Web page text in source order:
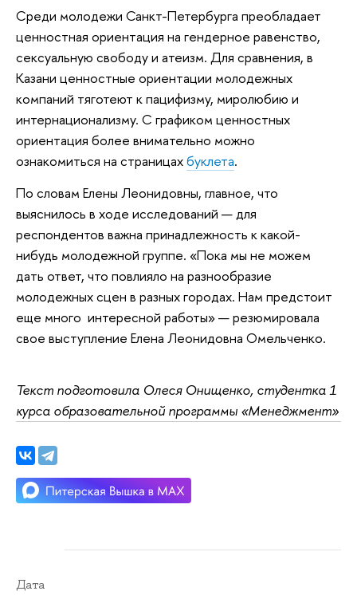
Среди молодежи Санкт-Петербурга преобладает
ценностная ориентация на гендерное равенство,
сексуальную свободу и атеизм. Для сравнения, в
Казани ценностные ориентации молодежных
компаний тяготеют к пацифизму, миролюбию и
интернационализму. С графиком ценностных
ориентация более внимательно можно
ознакомиться на страницахбуклета.
По словам Елены Леонидовны, главное, что
выяснилось в ходе исследований — для
респондентов важна принадлежность к какой-
нибудь молодежной группе. «Пока мы не можем
дать ответ, что повлияло на разнообразие
молодежных сцен в разных городах. Нам предстоит
еще много интересной работы» — резюмировала
свое выступление Елена Леонидовна Омельченко.
Текст подготовила Олеся Онищенко, студентка 1
курса образовательной программы «Менеджмент»
Дата